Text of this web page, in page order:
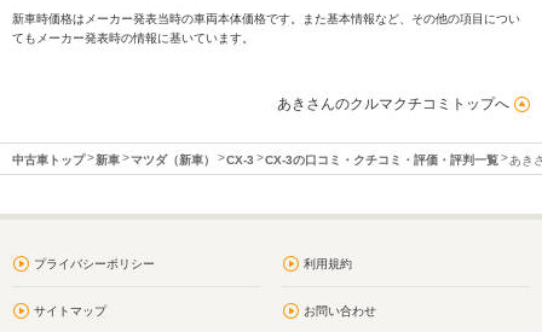
新車時価格はメーカー発表当時の車両本体価格です。また基本情報など、その他の項目につい
てもメーカー発表時の情報に基いています。
あきさんのクルマクチコミトップへ
中古車トップ 新車 マツダ（新車） CX-3 CX-3の口コミ・クチコミ・評価・評判一覧 あき
プライバシーポリシー 利用規約
サイトマップ お問い合わせ